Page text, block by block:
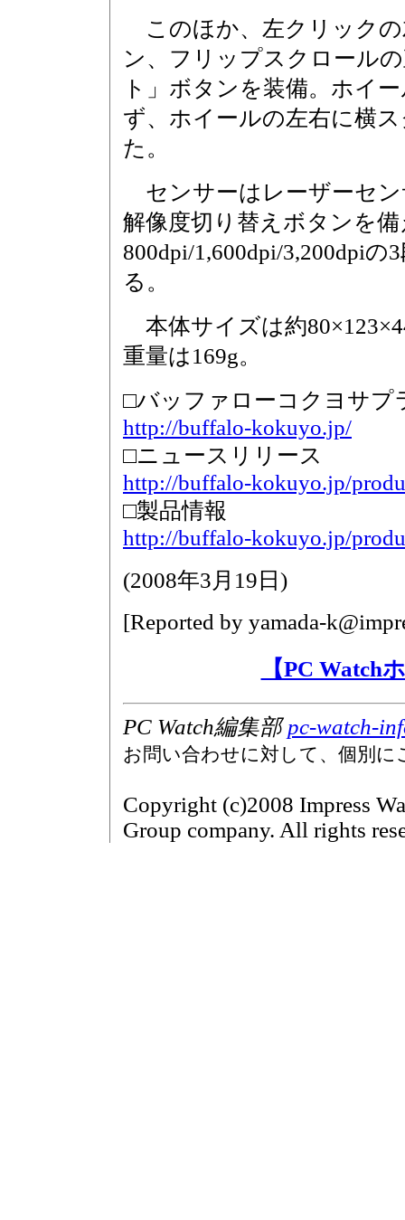
このほか、左クリック
ン、フリップスクロール
ト」ボタンを装備。ホイ
ず、ホイールの左右に横
た。
センサーはレーザーセ
解像度切り替えボタンを備
800dpi/1,600dpi/3,200dpi
る。
本体サイズは約
重量は169g。
□バッファローコクヨサプ
http://buffalo-kokuyo.jp/
□ニュースリリース
http://buffalo-kokuyo.jp/
□製品情報
http://buffalo-kokuyo.jp/
(2008年3月19日 )
[Reported by yamada-
【PC Watch
PC Watch編集部pc-watch-
お問い合わせに対して、個別
Copyright (c)2008 Impress
Group company. All rights